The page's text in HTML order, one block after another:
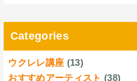
Categories
ウクレレ講座 (13)
おすすめアーティスト (38)